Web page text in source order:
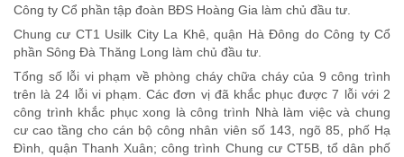
Công ty Cổ phần tập đoàn BĐS Hoàng Gia làm chủ đầu tư.
Chung cư CT1 Usilk City La Khê, quận Hà Đông do Công ty Cổ
phần Sông Đà Thăng Long làm chủ đầu tư.
Tổng số lỗi vi phạm về phòng cháy chữa cháy của 9 công trình
trên là 24 lỗi vi phạm. Các đơn vị đã khắc phục được 7 lỗi với 2
công trình khắc phục xong là công trình Nhà làm việc và chung
cư cao tầng cho cán bộ công nhân viên số 143, ngõ 85, phố Hạ
Đình, quận Thanh Xuân; công trình Chung cư CT5B, tổ dân phố